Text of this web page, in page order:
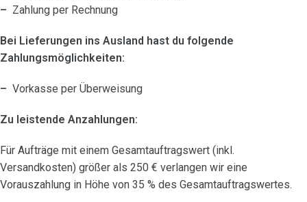
– Zahlung per Rechnung
Bei Lieferungen ins Ausland hast du folgende
Zahlungsmöglichkeiten:
– Vorkasse per Überweisung
Zu leistende Anzahlungen:
Für Aufträge mit einem Gesamtauftragswert (inkl.
Versandkosten) größer als 250 € verlangen wir eine
Vorauszahlung in Höhe von 35 % des Gesamtauftragswertes.